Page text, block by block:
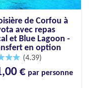
de Corfou à
avec repas
et Blue Lagoon -
en option
(4.39)
€ par personne